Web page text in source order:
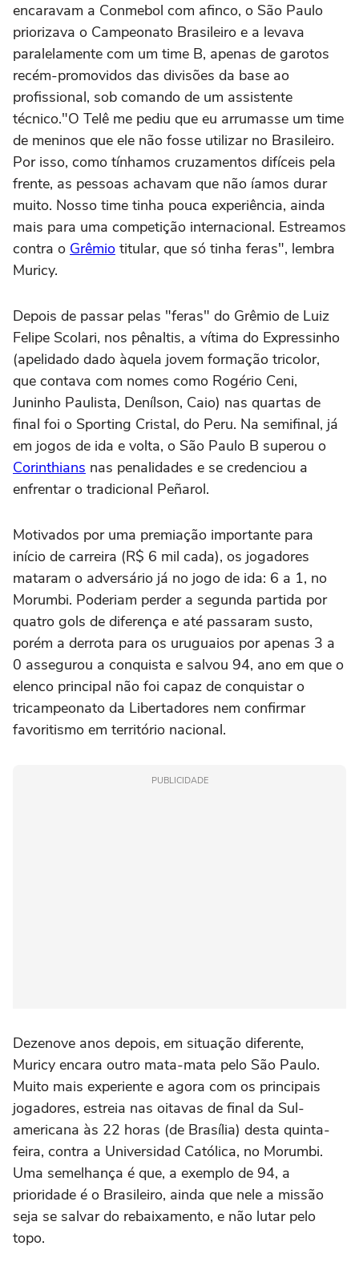
encaravam a Conmebol com afinco, o São Paulo
priorizava o Campeonato Brasileiro e a levava
paralelamente com um time B, apenas de garotos
recém-promovidos das divisões da base ao
profissional, sob comando de um assistente
técnico."O Telê me pediu que eu arrumasse um time
de meninos que ele não fosse utilizar no Brasileiro.
Por isso, como tínhamos cruzamentos difíceis pela
frente, as pessoas achavam que não íamos durar
muito. Nosso time tinha pouca experiência, ainda
mais para uma competição internacional. Estreamos
contra o Grêmio titular, que só tinha feras", lembra
Muricy.
Depois de passar pelas "feras" do Grêmio de Luiz
Felipe Scolari, nos pênaltis, a vítima do Expressinho
(apelidado dado àquela jovem formação tricolor,
que contava com nomes como Rogério Ceni,
Juninho Paulista, Denílson, Caio) nas quartas de
final foi o Sporting Cristal, do Peru. Na semifinal, já
em jogos de ida e volta, o São Paulo B superou o
Corinthians nas penalidades e se credenciou a
enfrentar o tradicional Peñarol.
Motivados por uma premiação importante para
início de carreira (R$ 6 mil cada), os jogadores
mataram o adversário já no jogo de ida: 6 a 1, no
Morumbi. Poderiam perder a segunda partida por
quatro gols de diferença e até passaram susto,
porém a derrota para os uruguaios por apenas 3 a
0 assegurou a conquista e salvou 94, ano em que o
elenco principal não foi capaz de conquistar o
tricampeonato da Libertadores nem confirmar
favoritismo em território nacional.
PUBLICIDADE
Dezenove anos depois, em situação diferente,
Muricy encara outro mata-mata pelo São Paulo.
Muito mais experiente e agora com os principais
jogadores, estreia nas oitavas de final da Sul-
americana às 22 horas (de Brasília) desta quinta-
feira, contra a Universidad Católica, no Morumbi.
Uma semelhança é que, a exemplo de 94, a
prioridade é o Brasileiro, ainda que nele a missão
seja se salvar do rebaixamento, e não lutar pelo
topo.